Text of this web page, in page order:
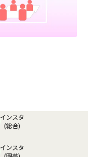
インスタ
(総合)
インスタ